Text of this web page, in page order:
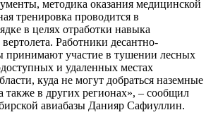
методика оказания медицинской
тренировка проводится в
в целях отработки навыка
Работники десантно-
принимают участие в тушении лесных
и удаленных местах
куда не могут добраться наземные
также в других регионах», – сообщил
авиабазы Данияр Сафиуллин.